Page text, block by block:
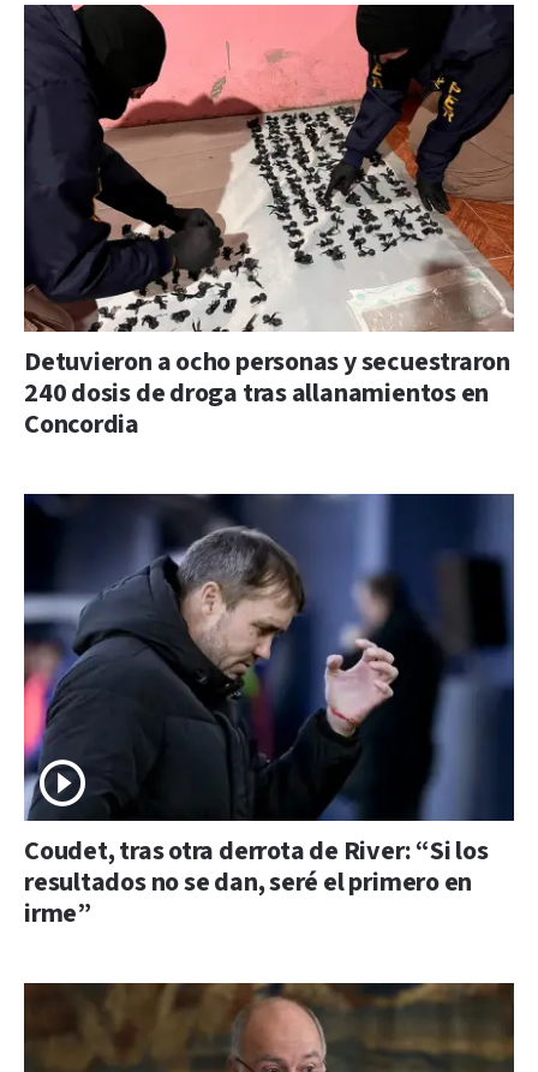
Detuvieron a ocho personas y secuestraron
240 dosis de droga tras allanamientos en
Concordia
Coudet, tras otra derrota de River: “Si los
resultados no se dan, seré el primero en
irme”